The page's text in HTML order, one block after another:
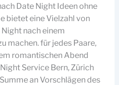
Date Night Ideen ohne
bietet eine Vielzahl von
nach einem
machen. für jedes Paare,
romantischen Abend
Service Bern, Zürich
an Vorschlägen des